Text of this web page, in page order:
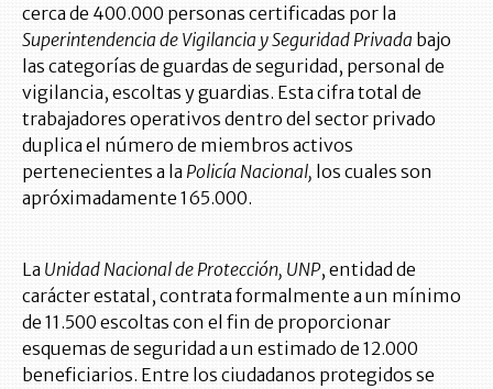
cerca de 400.000 personas certificadas por la
Superintendencia de Vigilancia y Seguridad Privada bajo
las categorías de guardas de seguridad, personal de
vigilancia, escoltas y guardias. Esta cifra total de
trabajadores operativos dentro del sector privado
duplica el número de miembros activos
pertenecientes a la Policía Nacional, los cuales son
apróximadamente 165.000.
La Unidad Nacional de Protección, UNP, entidad de
carácter estatal, contrata formalmente a un mínimo
de 11.500 escoltas con el fin de proporcionar
esquemas de seguridad a un estimado de 12.000
beneficiarios. Entre los ciudadanos protegidos se